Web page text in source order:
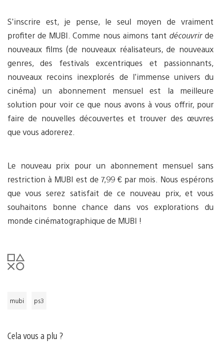
S’inscrire est, je pense, le seul moyen de vraiment
profiter de MUBI. Comme nous aimons tant découvrirde
nouveaux films (de nouveaux réalisateurs, de nouveaux
genres, des festivals excentriques et passionnants,
nouveaux recoins inexplorés de l’immense univers du
cinéma) un abonnement mensuel est la meilleure
solution pour voir ce que nous avons à vous offrir, pour
faire de nouvelles découvertes et trouver des œuvres
que vous adorerez.
Le nouveau prix pour un abonnement mensuel sans
restriction à MUBI est de 7,99 € par mois. Nous espérons
que vous serez satisfait de ce nouveau prix, et vous
souhaitons bonne chance dans vos explorations du
monde cinématographique de MUBI !
mubi ps3
Cela vous a plu ?